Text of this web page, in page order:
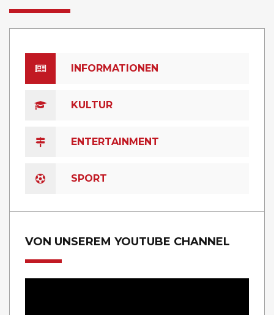
INFORMATIONEN
KULTUR
ENTERTAINMENT
SPORT
VON UNSEREM YOUTUBE CHANNEL